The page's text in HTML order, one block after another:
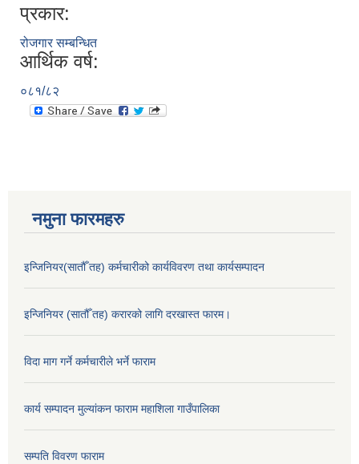
प्रकार:
रोजगार सम्बन्धित
आर्थिक वर्ष:
०८१/८२
नमुना फारमहरु
इन्जिनियर(सातौँ तह) कर्मचारीको कार्यविवरण तथा कार्यसम्पादन
इन्जिनियर (सातौँ तह) करारको लागि दरखास्त फारम।
विदा माग गर्ने कर्मचारीले भर्ने फाराम
कार्य सम्पादन मुल्यांकन फाराम महाशिला गाउँपालिका
सम्पति विवरण फाराम